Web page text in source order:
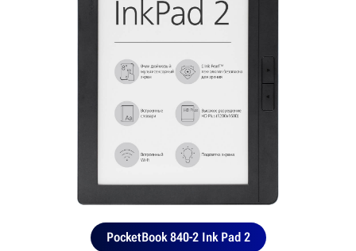
PocketBook 840-2 Ink Pad 2